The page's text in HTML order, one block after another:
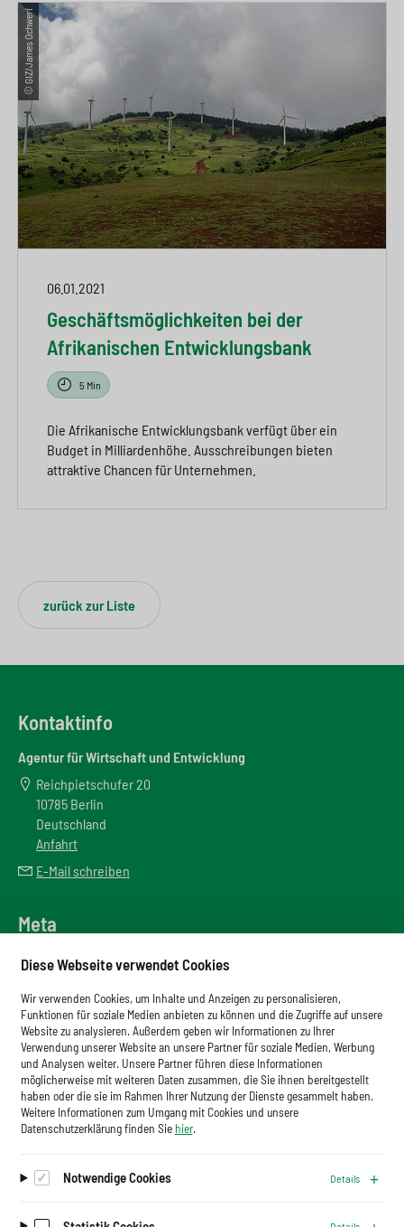
© GIZ/James Ochweri
06.01.2021
Geschäftsmöglichkeiten bei der
Afrikanischen Entwicklungsbank
5 Min
Die Afrikanische Entwicklungsbank verfügt über ein
Budget in Milliardenhöhe. Ausschreibungen bieten
attraktive Chancen für Unternehmen.
zurück zur Liste
Kontaktinfo
Agentur für Wirtschaft und Entwicklung
Reichpietschufer 20
10785 Berlin
Deutschland
Anfahrt
E-Mail schreiben
Meta
Downloadbereich
Glossar
Impressum
Datenschutz
Cookies
Diese Webseite verwendet Cookies
Wir verwenden Cookies, um Inhalte und Anzeigen zu personalisieren,
Funktionen für soziale Medien anbieten zu können und die Zugriffe auf unsere
Website zu analysieren. Außerdem geben wir Informationen zu Ihrer
Verwendung unserer Website an unsere Partner für soziale Medien, Werbung
und Analysen weiter. Unsere Partner führen diese Informationen
möglicherweise mit weiteren Daten zusammen, die Sie ihnen bereitgestellt
haben oder die sie im Rahmen Ihrer Nutzung der Dienste gesammelt haben.
Weitere Informationen zum Umgang mit Cookies und unsere
Datenschutzerklärung finden Sie hier.
Notwendige Cookies Details